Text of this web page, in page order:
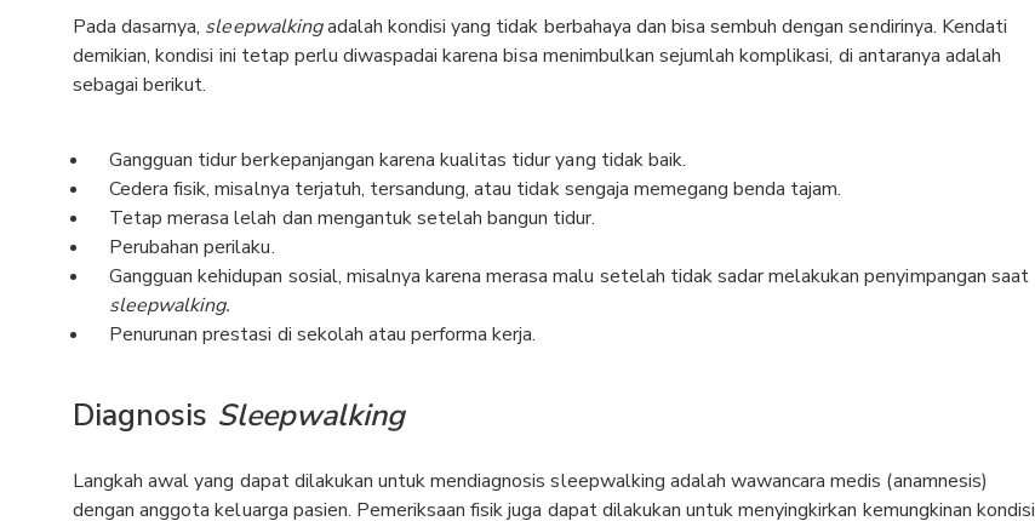
Pada dasarnya, sleepwalkingadalah kondisi yang tidak berbahaya dan bisa sembuh dengan sendirinya. Kendati
demikian, kondisi ini tetap perlu diwaspadai karena bisa menimbulkan sejumlah komplikasi, di antaranya adalah
sebagai berikut.
Gangguan tidur berkepanjangan karena kualitas tidur yang tidak baik.
Cedera fisik, misalnya terjatuh, tersandung, atau tidak sengaja memegang benda tajam.
Tetap merasa lelah dan mengantuk setelah bangun tidur.
Perubahan perilaku.
Gangguan kehidupan sosial, misalnya karena merasa malu setelah tidak sadar melakukan penyimpangan saat
sleepwalking.
Penurunan prestasi di sekolah atau performa kerja.
Diagnosis Sleepwalking
Langkah awal yang dapat dilakukan untuk mendiagnosis sleepwalking adalah wawancara medis (anamnesis)
dengan anggota keluarga pasien. Pemeriksaan fisik juga dapat dilakukan untuk menyingkirkan kemungkinan kondisi